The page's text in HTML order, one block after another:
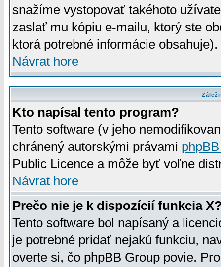
snažíme vystopovať takéhoto
zaslať mu kópiu e-mailu, ktorý ste
ktorá potrebné informácie
Návrat hore
Kto napísal tento program?
Tento software (v jeho
chránený autorskými právami
Public Licence a môže byť voľne
Návrat hore
Prečo nie je k dispozícií funkcia
Tento software bol napísaný a
je potrebné pridať nejakú funkciu,
overte si, čo phpBB Group povie.